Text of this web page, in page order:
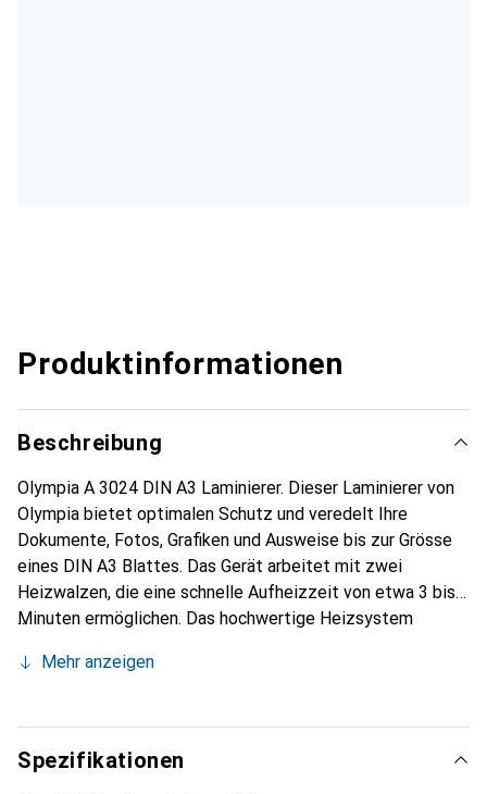
Produktinformationen
Beschreibung
Olympia A 3024 DIN A3 Laminierer. Dieser Laminierer von
Olympia bietet optimalen Schutz und veredelt Ihre
Dokumente, Fotos, Grafiken und Ausweise bis zur Grösse
eines DIN A3 Blattes. Das Gerät arbeitet mit zwei
Heizwalzen, die eine schnelle Aufheizzeit von etwa 3 bis 5
Minuten ermöglichen. Das hochwertige Heizsystem
den Funktionen gehören: Bedienung über Sensortasten,
(Aufheizen/Betriebsbereit), wählbare Folienstärke, eine
Stau-Entriegelungstaste (im Falle eines Folienstaus) und
eine Aufheizzeit von etwa 3 bis 5 Minuten.
Mehr anzeigen
Spezifikationen